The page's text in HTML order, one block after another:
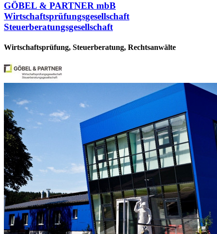
GÖBEL & PARTNER mbB
Wirtschaftsprüfungsgesellschaft
Steuerberatungsgesellschaft
Wirtschaftsprüfung, Steuerberatung, Rechtsanwälte